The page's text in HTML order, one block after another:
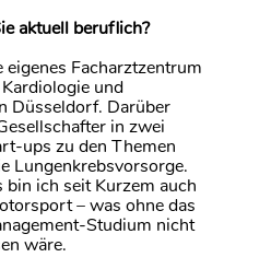
aktuell beruflich?
eigenes Facharztzentrum
und
Düsseldorf. Darüber
in zwei
ups zu den Themen
Lungenkrebsvorsorge.
bin ich seit Kurzem auch
– was ohne das
Studium nicht
wäre.